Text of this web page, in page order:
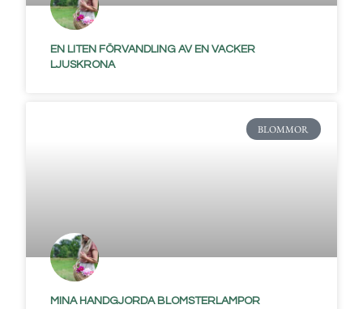
EN LITEN FÖRVANDLING AV EN VACKER
LJUSKRONA
BLOMMOR
MINA HANDGJORDA BLOMSTERLAMPOR